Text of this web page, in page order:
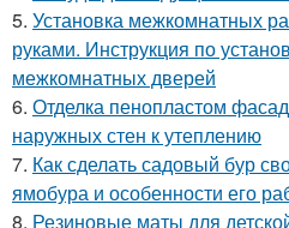
5. Установка межкомнатных
руками. Инструкция по
межкомнатных дверей
6. Отделка пенопластом
наружных стен к утеплению
7. Как сделать садовый бур
ямобура и особенности его
8. Резиновые маты для